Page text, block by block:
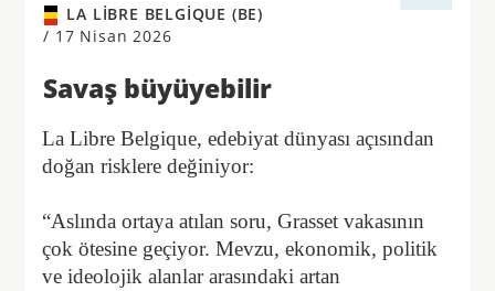
LA LIBRE BELGIQUE (BE)
/ 17 Nisan 2026
Savaş büyüyebilir
La Libre Belgique, edebiyat dünyası açısından
doğan risklere değiniyor:
“Aslında ortaya atılan soru, Grasset vakasının
çok ötesine geçiyor. Mevzu, ekonomik, politik
ve ideolojik alanlar arasındaki artan